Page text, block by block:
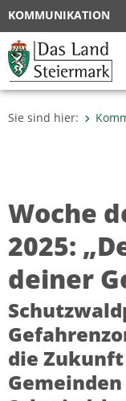
KOMMUNIKATION
Sie sind hier:
Woche
2025:
deiner
die